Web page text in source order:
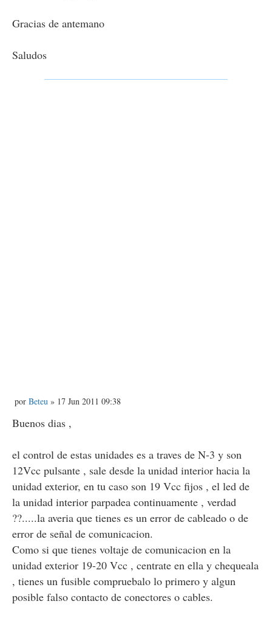
Gracias de antemano
Saludos
M
n
s
e
por Beteu » 17 Jun 2011 09:38
Buenos dias ,
el control de estas unidades es a traves de N-3 y son
12Vcc pulsante , sale desde la unidad interior hacia la
unidad exterior, en tu caso son 19 Vcc fijos , el led de
la unidad interior parpadea continuamente , verdad
??.....la averia que tienes es un error de cableado o de
error de señal de comunicacion.
Como si que tienes voltaje de comunicacion en la
unidad exterior 19-20 Vcc , centrate en ella y chequeala
, tienes un fusible compruebalo lo primero y algun
posible falso contacto de conectores o cables.